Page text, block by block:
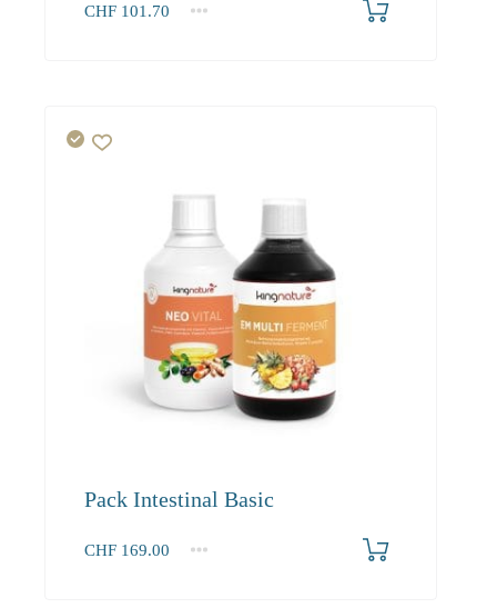
CHF 101.70
1+
Pack Intestinal Basic
CHF 169.00
1+